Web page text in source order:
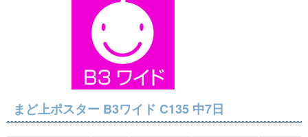
まど上ポスター B3ワイド C135 中7日